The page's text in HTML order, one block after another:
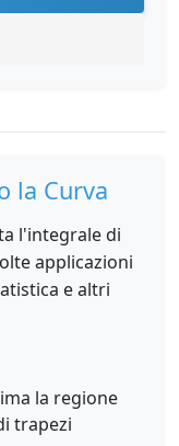
la Curva
l'integrale di
applicazioni
e altri
la regione
trapezi